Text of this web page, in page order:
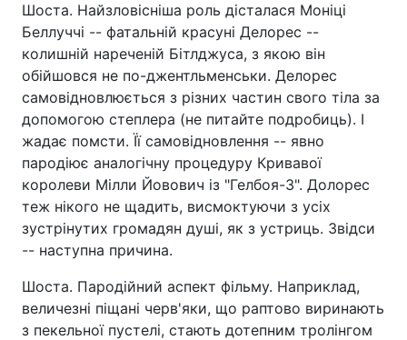
Шоста. Найзловісніша роль дісталася Моніці
Беллуччі -- фатальній красуні Делорес --
колишній нареченій Бітлджуса, з якою він
обійшовся не по-джентльменськи. Делорес
самовідновлюється з різних частин свого тіла за
допомогою степлера (не питайте подробиць). І
жадає помсти. Її самовідновлення -- явно
пародіює аналогічну процедуру Кривавої
королеви Мілли Йовович із "Гелбоя-3". Долорес
теж нікого не щадить, висмоктуючи з усіх
зустрінутих громадян душі, як з устриць. Звідси
-- наступна причина.
Шоста. Пародійний аспект фільму. Наприклад,
величезні піщані черв'яки, що раптово виринають
з пекельної пустелі, стають дотепним тролінгом